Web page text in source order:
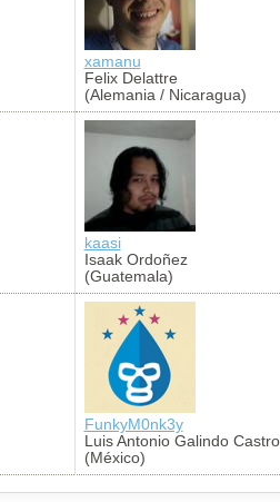
xamanu
Felix Delattre
(Alemania / Nicaragua)
kaasi
Isaak Ordoñez
(Guatemala)
FunkyM0nk3y
Luis Antonio Galindo Castro
(México)